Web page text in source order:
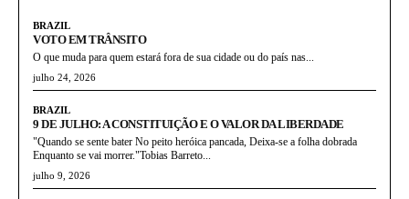
BRAZIL
VOTO EM TRÂNSITO
O que muda para quem estará fora de sua cidade ou do país nas...
julho 24, 2026
BRAZIL
9 DE JULHO: A CONSTITUIÇÃO E O VALOR DA LIBERDADE
"Quando se sente bater No peito heróica pancada, Deixa-se a folha dobrada
Enquanto se vai morrer."Tobias Barreto...
julho 9, 2026